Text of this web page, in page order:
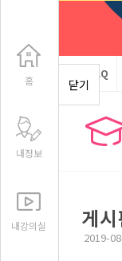
FAQ
게
2019-
홈
내정보
내강의실
닫기